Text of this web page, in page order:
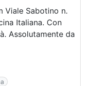
Viale Sabotino n.
Italiana. Con
Assolutamente da